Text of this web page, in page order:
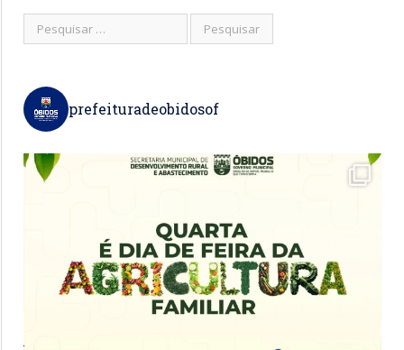
prefeituradeobidosof